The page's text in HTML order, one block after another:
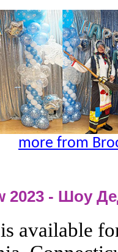
more from
2023 - Шоу
available